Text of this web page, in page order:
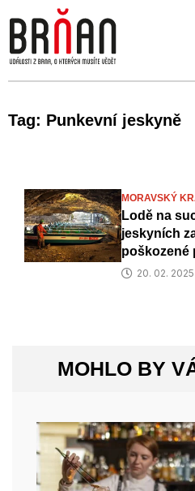
Tag: Punkevní jeskyně
MORAVSKÝ
Lodě na
jeskyních
poškozené
20. 02. 2025
MOHLO BY